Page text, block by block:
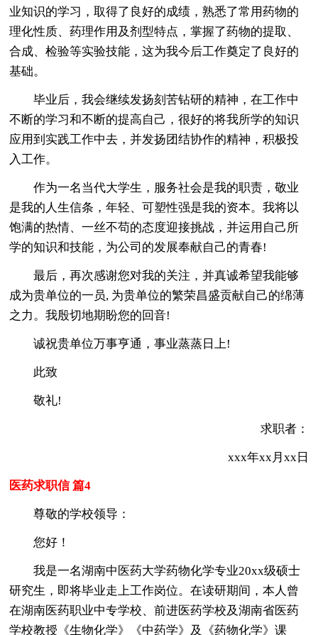
业知识的学习，取得了良好的成绩，熟悉了常用药物的
理化性质、药理作用及剂型特点，掌握了药物的提取、
合成、检验等实验技能，这为我今后工作奠定了良好的
基础。
毕业后，我会继续发扬刻苦钻研的精神，在工作中
不断的学习和不断的提高自己，很好的将我所学的知识
应用到实践工作中去，并发扬团结协作的精神，积极投
入工作。
作为一名当代大学生，服务社会是我的职责，敬业
是我的人生信条，年轻、可塑性强是我的资本。我将以
饱满的热情、一丝不苟的态度迎接挑战，并运用自己所
学的知识和技能，为公司的发展奉献自己的青春!
最后，再次感谢您对我的关注，并真诚希望我能够
成为贵单位的一员, 为贵单位的繁荣昌盛贡献自己的绵薄
之力。我殷切地期盼您的回音!
诚祝贵单位万事亨通，事业蒸蒸日上!
此致
敬礼!
求职者：
xxx年xx月xx日
医药求职信 篇4
尊敬的学校领导：
您好！
我是一名湖南中医药大学药物化学专业20xx级硕士
研究生，即将毕业走上工作岗位。在读研期间，本人曾
在湖南医药职业中专学校、前进医药学校及湖南省医药
学校教授《生物化学》《中药学》及《药物化学》课